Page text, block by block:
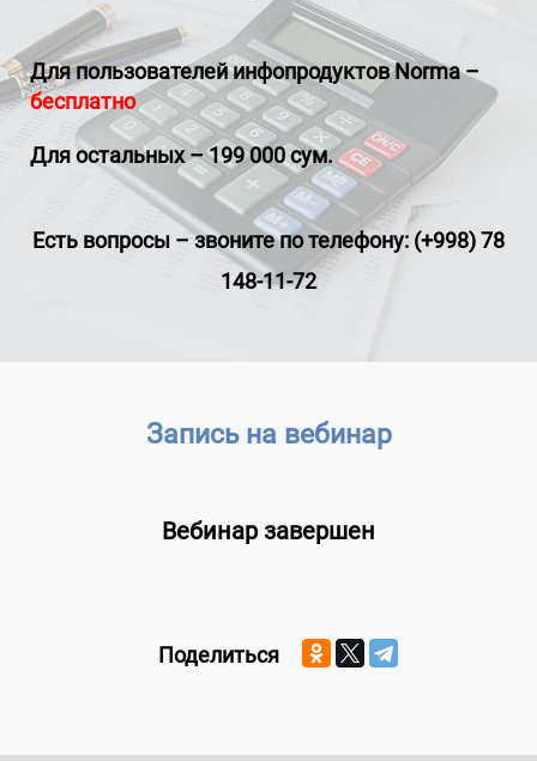
Для пользователей инфопродуктовNorma–
бесплатно
Для остальных – 199 000 сум.
Есть вопросы –звоните по телефону: (+998) 78
148-11-72
Запись на вебинар
Вебинар завершен
Поделиться